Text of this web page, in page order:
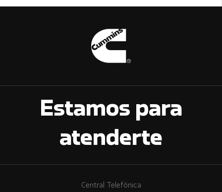
Estamos para
atenderte
Central Telefónica